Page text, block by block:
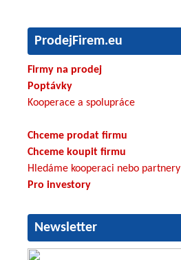
ProdejFirem.eu
Firmy na prodej
Poptávky
Kooperace a spolupráce
Chceme prodat firmu
Chceme koupit firmu
Hledáme kooperaci nebo partnery
Pro investory
Newsletter